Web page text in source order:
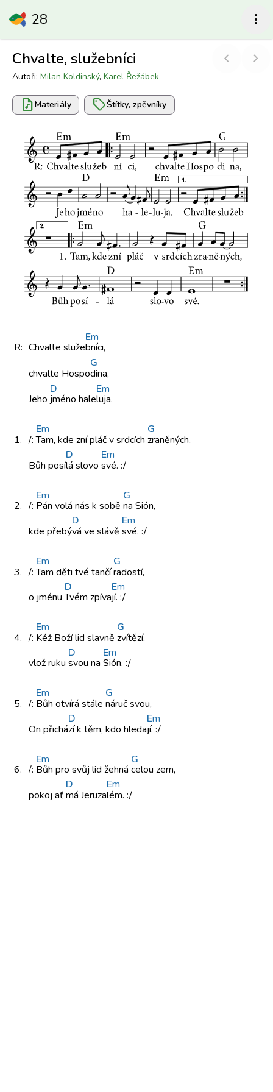
28 more_vert
Chvalte, služebníci chevron_left chevron_right
Autoři: Milan Koldinský, Karel Řežábek
audio_fileMateriály sellŠtítky, zpěvníky
R: Chvalte služe
Em
bníci,
chvalte Hospo
G
dina,
Jeho
D
jméno hale
Em
luja.
1. /:
Em
Tam, kde zní pláčv srdcích
G
zraněných,
Bůh posí
D
lá slovo
Em
své. :/
2. /:
Em
Pán volá nás k sobě
G
na Sión,
kde přebý
D
vá ve slávě
Em
své. :/
3. /:
Em
Tam děti tvé tančí
G
radostí,
o jménu
D
Tvém zpíva
Em
jí. :/
4. /:
Em
Kéž Božílid slavně
G
zvítězí,
vlož ruku
D
svou na
Em
Sión. :/
5. /:
Em
Bůh otvírá stále
G
náruč svou,
On přichá
D
zí k těm, kdo hleda
Em
jí. :/
6. /:
Em
Bůh pro svůj lid žehná
G
celou zem,
pokoj ať
D
má Jeruza
Em
lém. :/